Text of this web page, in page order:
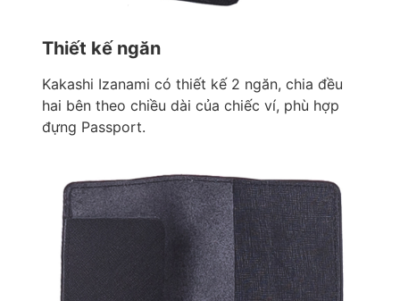
Thiết kế ngăn
Kakashi Izanami có thiết kế 2 ngăn, chia đều
hai bên theo chiều dài của chiếc ví, phù hợp
đựng Passport.